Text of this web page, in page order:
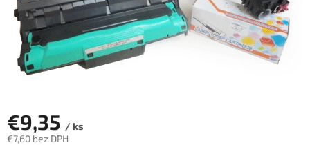
€9,35 / ks
€7,60 bez DPH